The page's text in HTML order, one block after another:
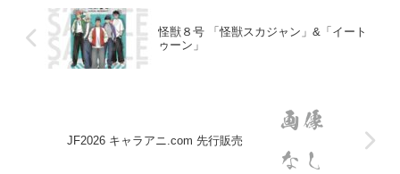
怪獣８号 「怪獣スカジャン」&「イート
ゥーン」
JF2026 キャラアニ.com 先行販売